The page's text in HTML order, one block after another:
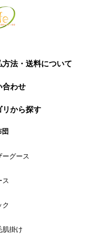
方法・送料について
合わせ
リから探す
ーグース
ス
ク
肌掛け